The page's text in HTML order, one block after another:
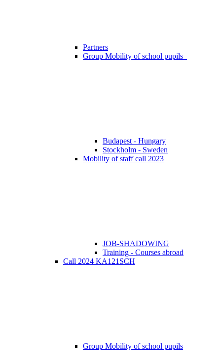
Partners
Group Mobility of school pupils
Budapest - Hungary
Stockholm - Sweden
Mobility of staff call 2023
JOB-SHADOWING
Training - Courses abroad
Call 2024 KA121SCH
Group Mobility of school pupils